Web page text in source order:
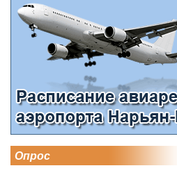
Опрос